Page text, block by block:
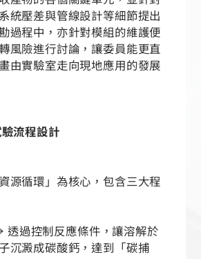
統壓差與管線設計等細節提出
過程中，亦針對模組的維護便
風險進行討論，讓委員能更直
由實驗室走向現地應用的發展
流程設計
源循環」為核心，包含三大程
：
過控制反應條件，讓溶解於
沉澱成碳酸鈣，達到「碳捕